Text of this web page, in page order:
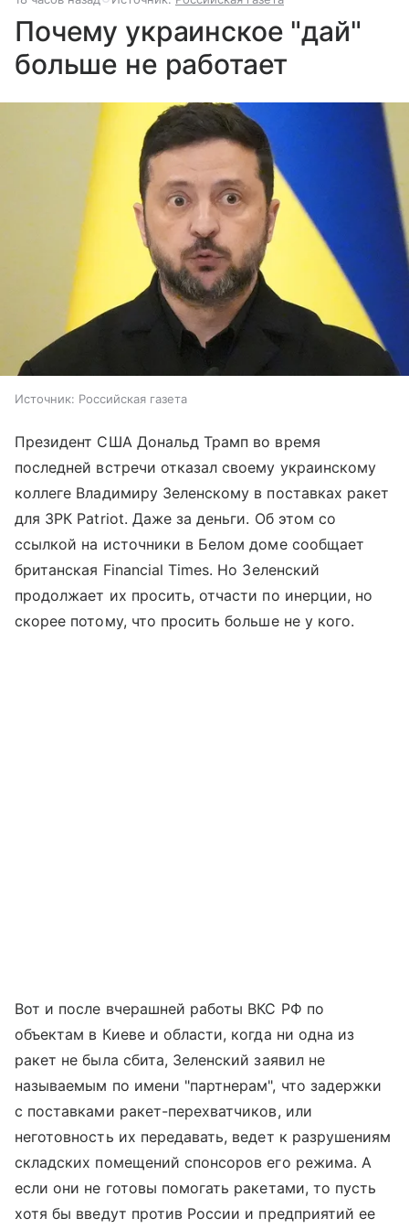
Почему украинское "дай"
больше не работает
Источник: Российская газета
Президент США Дональд Трамп во время
последней встречи отказал своему украинскому
коллеге Владимиру Зеленскому в поставках ракет
для ЗРК Patriot. Даже за деньги. Об этом со
ссылкой на источники в Белом доме сообщает
британская Financial Times. Но Зеленский
продолжает их просить, отчасти по инерции, но
скорее потому, что просить больше не у кого.
Вот и после вчерашней работы ВКС РФ по
объектам в Киеве и области, когда ни одна из
ракет не была сбита, Зеленский заявил не
называемым по имени "партнерам", что задержки
с поставками ракет-перехватчиков, или
неготовность их передавать, ведет к разрушениям
складских помещений спонсоров его режима. А
если они не готовы помогать ракетами, то пусть
хотя бы введут против России и предприятий ее